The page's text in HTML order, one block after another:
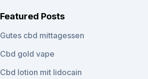
Featured Posts
Gutes cbd mittagessen
Cbd gold vape
Cbd lotion mit lidocain